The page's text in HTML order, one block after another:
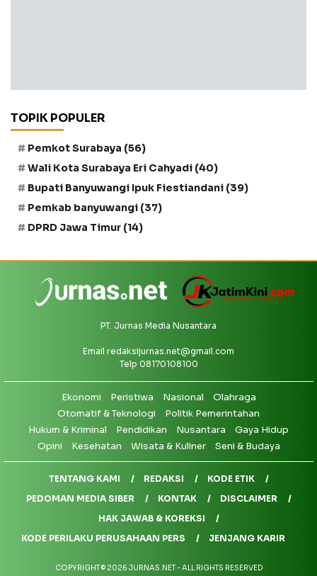
TOPIK POPULER
Pemkot Surabaya (56)
Wali Kota Surabaya Eri Cahyadi (40)
Bupati Banyuwangi Ipuk Fiestiandani (39)
Pemkab banyuwangi (37)
DPRD Jawa Timur (14)
PT. Jurnas Media Nusantara
Email redaksijurnas.net@gmail.com
Telp 08170108100
Ekonomi Peristiwa Nasional
Olahraga
Otomatif & Teknologi
Politik Pemerintahan
Hukum & Kriminal
Pendidikan Nusantara
Gaya Hidup
Opini
Kesehatan Wisata & Kuliner Seni & Budaya
TENTANG KAMI REDAKSI
KODE ETIK
PEDOMAN MEDIA SIBER
KONTAK
DISCLAIMER
HAK JAWAB & KOREKSI
KODE PERILAKU PERUSAHAAN PERS
JENJANG KARIR
COPYRIGHT © 2026 JURNAS.NET - ALL RIGHTS RESERVED